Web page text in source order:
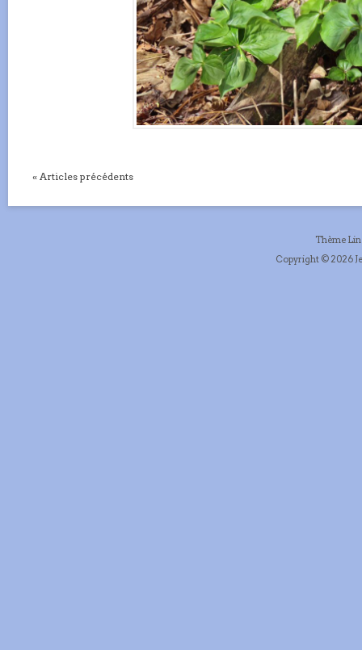
« Articles précédents
Thème
Copyright © 2026